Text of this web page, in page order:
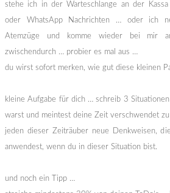
stehe ich in der Warteschlange an der
oder WhatsApp Nachrichten … oder ich
Atemzüge und komme wieder bei mir
zwischendurch … probier es mal aus …
du wirst sofort merken, wie gut diese kleinen
kleine Aufgabe für dich … schreib 3
warst und meintest deine Zeit verschwendet
jeden dieser Zeiträuber neue Denkweisen,
anwendest, wenn du in dieser Situation bist.
und noch ein Tipp …